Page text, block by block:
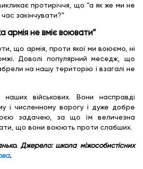
протиріччя, що “а як же ми не
закінчувати?”
армія не вміє воювати”
що армія, проти якої ми воюємо, ні
Доволі популярний меседж, що
на нашу територію і взагалі не
військових. Вони насправді
і численному ворогу і дуже добре
задачею, за що їм величезна
що вони воюють проти слабших.
Джерело: школа міжособистісних
.